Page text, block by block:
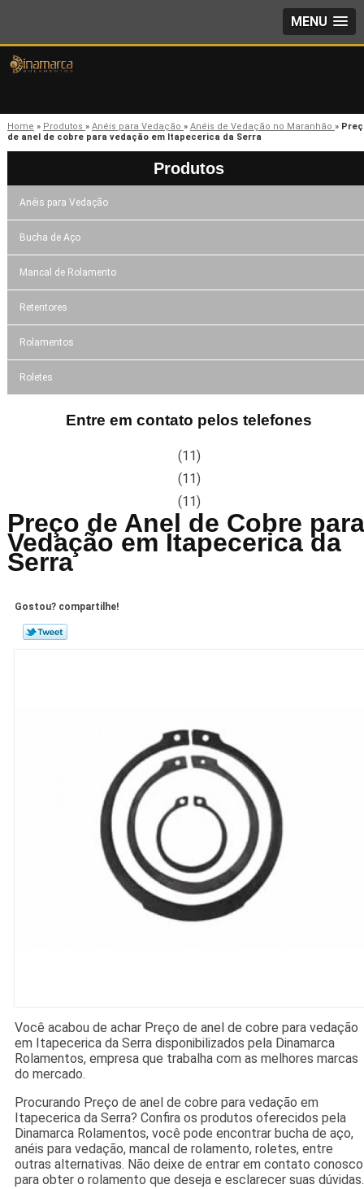
MENU
Home » Produtos » Anéis para Vedação » Anéis de Vedação no Maranhão »
de anel de cobre para vedação em Itapecerica da Serra
Produtos
Anéis para Vedação
Bucha de Aço
Mancal de Rolamento
Retentores
Rolamentos
Roletes
Entre em contato pelos telefones
(11)
(11)
(11)
Preço de Anel de Cobre para
Vedação em Itapecerica da
Serra
Gostou? compartilhe!
Você acabou de achar Preço de anel de cobre para vedação
em Itapecerica da Serra disponibilizados pela Dinamarca
Rolamentos, empresa que trabalha com as melhores marcas
do mercado.
Procurando Preço de anel de cobre para vedação em
Itapecerica da Serra? Confira os produtos oferecidos pela
Dinamarca Rolamentos, você pode encontrar bucha de aço,
anéis para vedação, mancal de rolamento, roletes, entre
outras alternativas. Não deixe de entrar em contato conosco
para obter o rolamento que deseja e esclarecer suas dúvidas.